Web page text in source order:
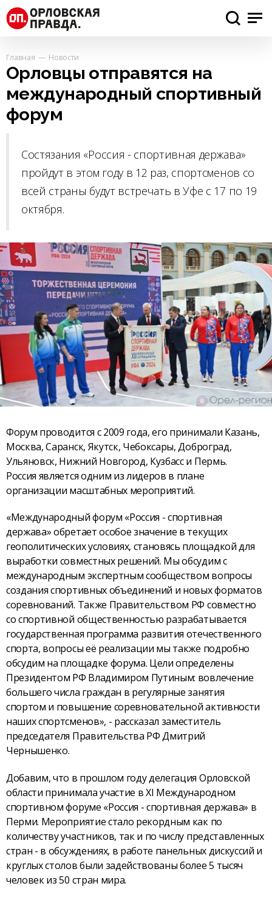
Главная Новости
Орловцы отправятся на
международный спортивный
форум
Состязания «Россия - спортивная держава»
пройдут в этом году в 12 раз, спортсменов со
всей страны будут встречать в Уфе с 17 по 19
октября.
Форум проводится с 2009 года, его принимали Казань,
Москва, Саранск, Якутск, Чебоксары, Доброград,
Ульяновск, Нижний Новгород, Кузбасс и Пермь.
Россия является одним из лидеров в плане
организации масштабных мероприятий.
«Международный форум «Россия - спортивная
держава» обретает особое значение в текущих
геополитических условиях, становясь площадкой для
выработки совместных решений. Мы обсудим с
международным экспертным сообществом вопросы
создания спортивных объединений и новых форматов
соревнований. Также Правительством РФ совместно
со спортивной общественностью разрабатывается
государственная программа развития отечественного
спорта, вопросы её реализации мы также подробно
обсудим на площадке форума. Цели определены
Президентом РФ Владимиром Путиным: вовлечение
большего числа граждан в регулярные занятия
спортом и повышение соревновательной активности
наших спортсменов», - рассказал заместитель
председателя Правительства РФ Дмитрий
Чернышенко.
Добавим, что в прошлом году делегация Орловской
области принимала участие в ХI Международном
спортивном форуме «Россия - спортивная держава» в
Перми. Мероприятие стало рекордным как по
количеству участников, так и по числу представленных
стран - в обсуждениях, в работе панельных дискуссий и
круглых столов были задействованы более 5 тысяч
человек из 50 стран мира.